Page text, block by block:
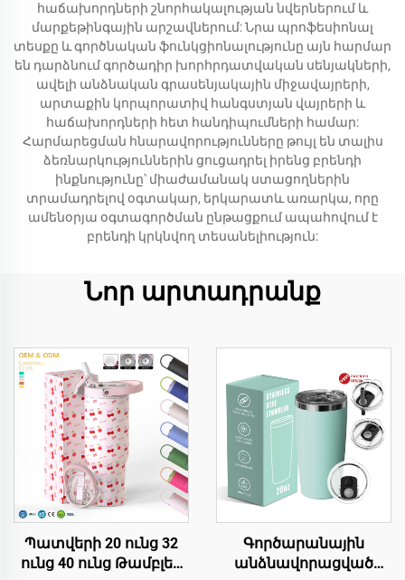
հաճախորդների շնորհակալության նվերներում և
մարքեթինգային արշավներում: Նրա պրոֆեսիոնալ
տեսքը և գործնական ֆունկցիոնալությունը այն հարմար
են դարձնում գործադիր խորհրդատվական սենյակների,
ավելի անձնական գրասենյակային միջավայրերի,
արտաքին կորպորատիվ հանգստյան վայրերի և
հաճախորդների հետ հանդիպումների համար:
Հարմարեցման հնարավորությունները թույլ են տալիս
ձեռնարկություններին ցուցադրել իրենց բրենդի
ինքնությունը՝ միաժամանակ ստացողներին
տրամադրելով օգտակար, երկարատև առարկա, որը
ամենօրյա օգտագործման ընթացքում ապահովում է
բրենդի կրկնվող տեսանելիություն:
Նոր արտադրանք
Պատվերի 20 ունց 32
ունց 40 ունց Թամբլեր
Գործարանային
անձնավորացված